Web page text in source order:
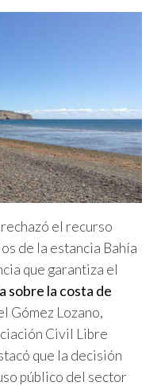
el recurso
de la estancia Bahía
que garantiza el
sobre la costa de
Gómez Lozano,
Civil Libre
que la decisión
público del sector